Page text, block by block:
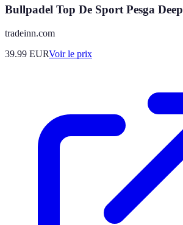
Bullpadel Top De Sport Pesga
tradeinn.com
39.99 EURVoir le prix